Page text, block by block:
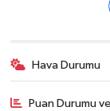
Hava Durumu
Puan Durumu